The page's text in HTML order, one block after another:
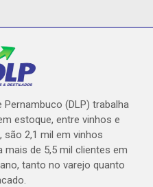
(DLP) trabalha
estoque, entre vinhos e
2,1 mil em vinhos
de 5,5 mil clientes em
tanto no varejo quanto